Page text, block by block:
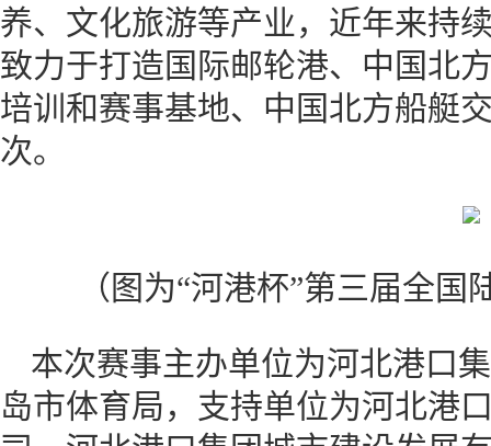
养、文化旅游等产业，近年来持
致力于打造国际邮轮港、中国北
培训和赛事基地、中国北方船艇
次。
（图为“河港杯”第三届全
本次赛事主办单位为河北港口
岛市体育局，支持单位为河北港